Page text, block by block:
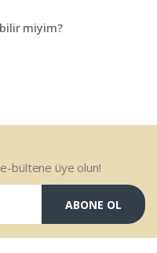
miyim?
bültene üye olun!
ABONE OL